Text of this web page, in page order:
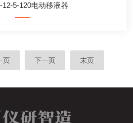
12-5-120电动移液器
页 下一页 末页